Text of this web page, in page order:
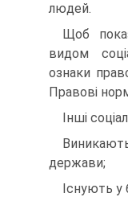
людей.
Щоб
видом
ознаки
Правові
Інші
держави;
Існують у